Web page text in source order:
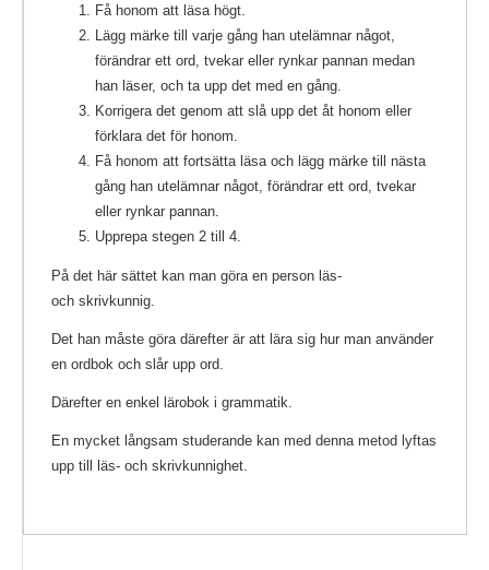
Få honom att läsa högt.
Lägg märke till varje gång han utelämnar något,
förändrar ett ord, tvekar eller rynkar pannan medan
han läser, och ta upp det med en gång.
Korrigera det genom att slå upp det åt honom eller
förklara det för honom.
Få honom att fortsätta läsa och lägg märke till nästa
gång han utelämnar något, förändrar ett ord, tvekar
eller rynkar pannan.
Upprepa stegen 2 till 4.
På det här sättet kan man göra en person läs-
och skrivkunnig.
Det han måste göra därefter är att lära sig hur man använder
en ordbok och slår upp ord.
Därefter en enkel lärobok i grammatik.
En mycket långsam studerande kan med denna metod lyftas
upp till läs- och skrivkunnighet.